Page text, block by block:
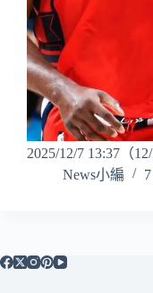
2025/12/7 13:37（
News小編